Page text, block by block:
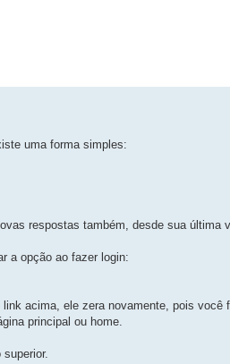
uma forma simples:
respostas também, desde sua última
a opção ao fazer login:
acima, ele zera novamente, pois você
principal ou home.